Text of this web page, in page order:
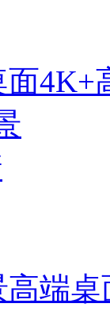
4K+
端